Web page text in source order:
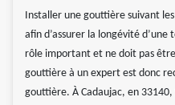
Installer une gouttière suivant
afin d’assurer la longévité
rôle important et ne doit pas
gouttière à un expert est donc
gouttière. À Cadaujac, en